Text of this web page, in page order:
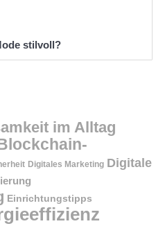
stilvoll?
im Alltag
Digitales Marketing Digitale
Einrichtungstipps